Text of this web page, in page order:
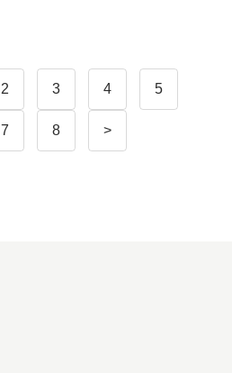
2 3 4 5
7 8 >